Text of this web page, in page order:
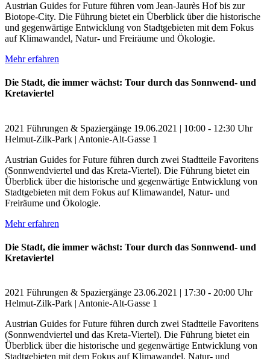
Austrian Guides for Future führen vom Jean-Jaurès Hof bis zur
Biotope-City. Die Führung bietet ein Überblick über die historische
und gegenwärtige Entwicklung von Stadtgebieten mit dem Fokus
auf Klimawandel, Natur- und Freiräume und Ökologie.
Mehr erfahren
Die Stadt, die immer wächst: Tour durch das Sonnwend- und
Kretaviertel
2021 Führungen & Spaziergänge 19.06.2021 | 10:00 - 12:30 Uhr
Helmut-Zilk-Park | Antonie-Alt-Gasse 1
Austrian Guides for Future führen durch zwei Stadtteile Favoritens
(Sonnwendviertel und das Kreta-Viertel). Die Führung bietet ein
Überblick über die historische und gegenwärtige Entwicklung von
Stadtgebieten mit dem Fokus auf Klimawandel, Natur- und
Freiräume und Ökologie.
Mehr erfahren
Die Stadt, die immer wächst: Tour durch das Sonnwend- und
Kretaviertel
2021 Führungen & Spaziergänge 23.06.2021 | 17:30 - 20:00 Uhr
Helmut-Zilk-Park | Antonie-Alt-Gasse 1
Austrian Guides for Future führen durch zwei Stadtteile Favoritens
(Sonnwendviertel und das Kreta-Viertel). Die Führung bietet ein
Überblick über die historische und gegenwärtige Entwicklung von
Stadtgebieten mit dem Fokus auf Klimawandel, Natur- und